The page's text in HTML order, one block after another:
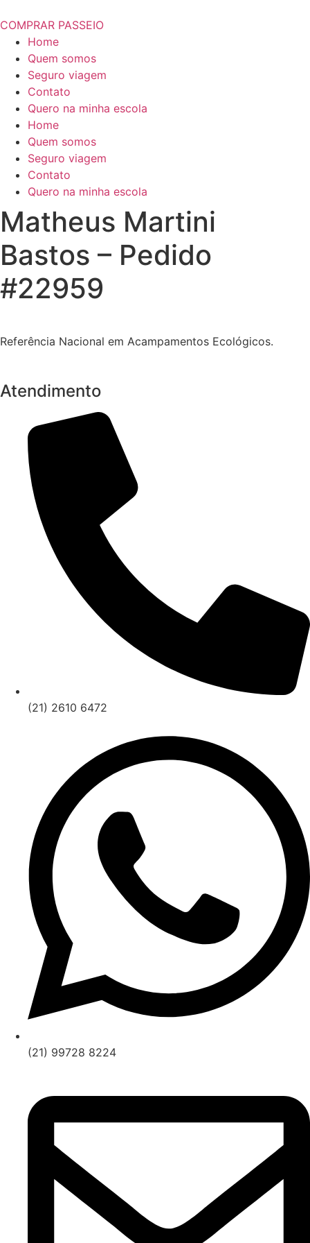
COMPRAR PASSEIO
Home
Quem somos
Seguro viagem
Contato
Quero na minha escola
Home
Quem somos
Seguro viagem
Contato
Quero na minha escola
Matheus Martini
Bastos – Pedido
#22959
Referência Nacional em Acampamentos Ecológicos.
Atendimento
(21) 2610 6472
(21) 99728 8224